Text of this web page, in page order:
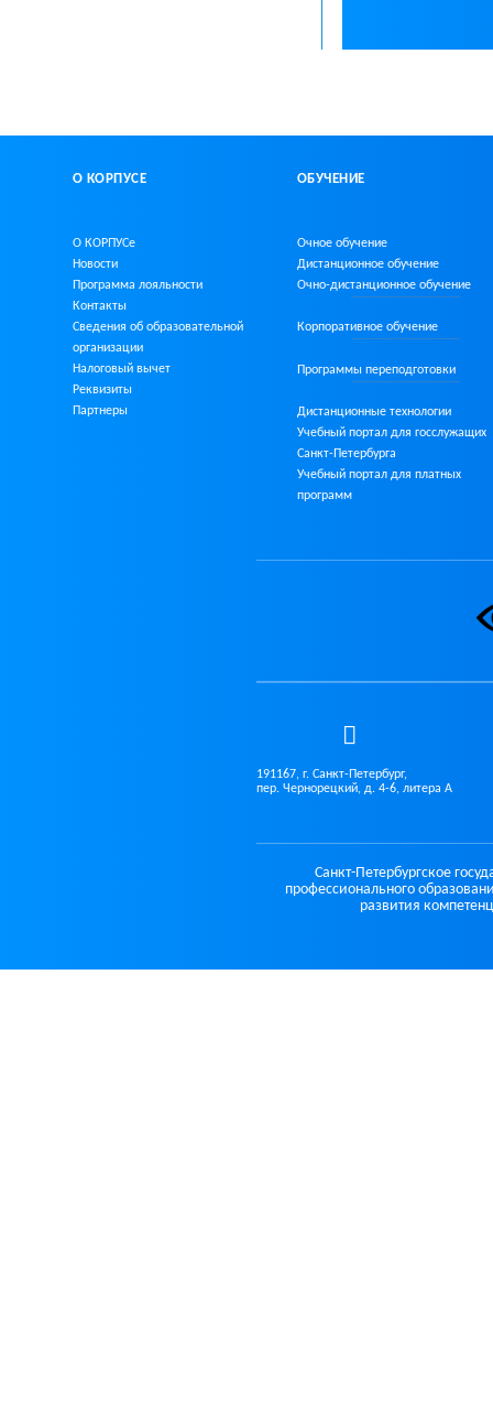
О КОРПУСЕ
О КОРПУСе
Новости
Программа лояльности
Контакты
Сведения об образовательной
организации
Налоговый вычет
Реквизиты
Партнеры
ОБУЧЕНИЕ
Очное обучение
Дистанционное обучение
Очно-дистанционноеобучение
Корпоративное обучение
Программы переподготовки
Дистанционные технологии
Учебный портал для госслужащих
Санкт-Петербурга
Учебный портал для платных
программ
191167, г. Санкт-Петербург,
пер. Чернорецкий, д. 4-6, литера А
Санкт-Петербургское
профессионального
развития